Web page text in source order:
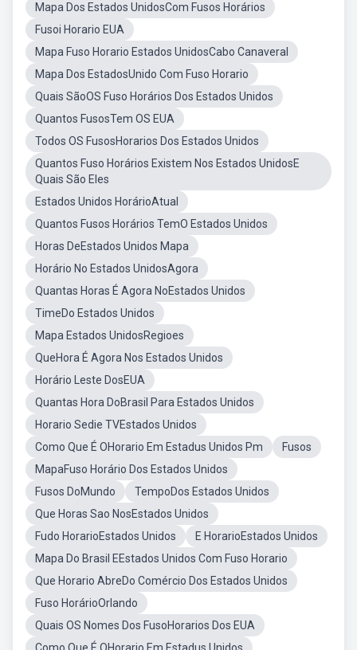
Mapa Dos Estados UnidosCom Fusos Horários
Fusoi Horario EUA
Mapa Fuso Horario Estados UnidosCabo Canaveral
Mapa Dos EstadosUnido Com Fuso Horario
Quais SãoOS Fuso Horários Dos Estados Unidos
Quantos FusosTem OS EUA
Todos OS FusosHorarios Dos Estados Unidos
Quantos Fuso Horários Existem Nos Estados UnidosE
Quais São Eles
Estados Unidos HorárioAtual
Quantos Fusos Horários TemO Estados Unidos
Horas DeEstados Unidos Mapa
Horário No Estados UnidosAgora
Quantas Horas É Agora NoEstados Unidos
TimeDo Estados Unidos
Mapa Estados UnidosRegioes
QueHora É Agora Nos Estados Unidos
Horário Leste DosEUA
Quantas Hora DoBrasil Para Estados Unidos
Horario Sedie TVEstados Unidos
Como Que É OHorario Em Estadus Unidos Pm
Fusos
MapaFuso Horário Dos Estados Unidos
Fusos DoMundo
TempoDos Estados Unidos
Que Horas Sao NosEstados Unidos
Fudo HorarioEstados Unidos
E HorarioEstados Unidos
Mapa Do Brasil EEstados Unidos Com Fuso Horario
Que Horario AbreDo Comércio Dos Estados Unidos
Fuso HorárioOrlando
Quais OS Nomes Dos FusoHorarios Dos EUA